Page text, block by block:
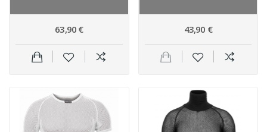
63,90 € 43,90 €